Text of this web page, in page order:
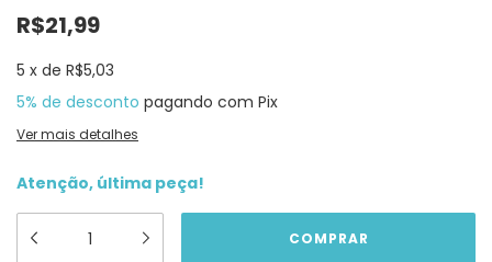
R$21,99
5 x de R$5,03
5% de desconto pagando com Pix
Ver mais detalhes
Atenção, última peça!